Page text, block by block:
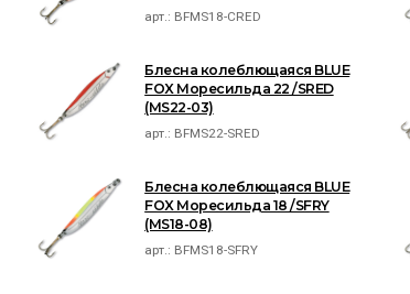
арт.: BFMS18-CRED
Блесна колеблющаяся BLUE
FOX Моресильда 22 /SRED
(MS22-03)
арт.: BFMS22-SRED
Блесна колеблющаяся BLUE
FOX Моресильда 18 /SFRY
(MS18-08)
арт.: BFMS18-SFRY